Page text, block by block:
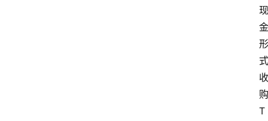
现
金
形
式
收
购
T